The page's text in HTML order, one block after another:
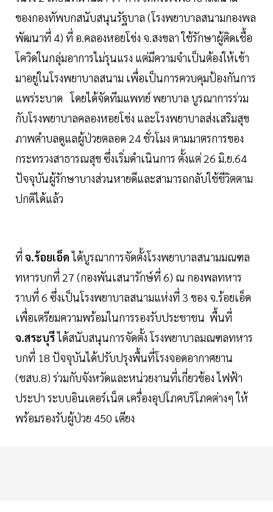
ของกองทัพบกสนับสนุนรัฐบาล (โรงพยาบาลสนามกองพล
พัฒนาที่ 4) ที่ อ.คลองหอยโข่ง จ.สงขลา ใช้รักษาผู้ติดเชื้อ
โควิดในกลุ่มอาการไม่รุนแรง แต่มีความจำเป็นต้องให้เข้า
มาอยู่ในโรงพยาบาลสนาม เพื่อเป็นการควบคุมป้องกันการ
แพร่ระบาด โดยได้จัดทีมแพทย์ พยาบาล บูรณาการร่วม
กับโรงพยาบาลคลองหอยโข่ง และโรงพยาบาลส่งเสริมสุข
ภาพตำบลดูแลผู้ป่วยตลอด 24 ชั่วโมง ตามมาตรการของ
กระทรวงสาธารณสุข ซึ่งเริ่มดำเนินการ ตั้งแต่ 26 มิ.ย.64
ปัจจุบันผู้รักษาบางส่วนหายดีและสามารถกลับใช้ชีวิตตาม
ปกติได้แล้ว
ที่ จ.ร้อยเอ็ดได้บูรณาการจัดตั้งโรงพยาบาลสนามมณฑล
ทหารบกที่ 27 (กองพันเสนารักษ์ที่ 6) ณ กองพลทหาร
ราบที่ 6 ซึ่งเป็นโรงพยาบาลสนามแห่งที่ 3 ของ จ.ร้อยเอ็ด
เพื่อเตรียมความพร้อมในการรองรับประชาชน พื้นที่
จ.สระบุรีได้สนับสนุนการจัดตั้ง โรงพยาบาลมณฑลทหาร
บกที่ 18 ปัจจุบันได้ปรับปรุงพื้นที่โรงจอดอากาศยาน
(ชสบ.8) ร่วมกับจังหวัดและหน่วยงานที่เกี่ยวข้อง ไฟฟ้า
ประปา ระบบอินเตอร์เน็ต เครื่องอุปโภคบริโภคต่างๆ ให้
พร้อมรองรับผู้ป่วย 450 เตียง